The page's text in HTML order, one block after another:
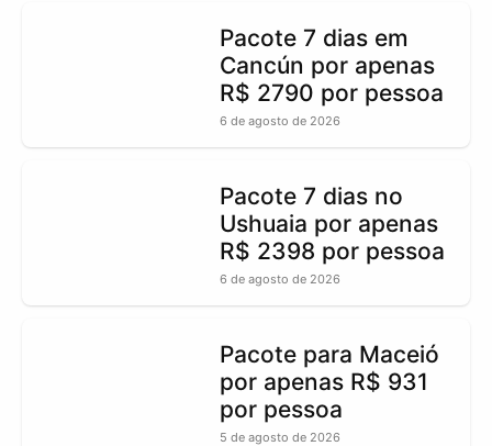
Pacote 7 dias em
Cancún por apenas
R$ 2790 por pessoa
6 de agosto de 2026
Pacote 7 dias no
Ushuaia por apenas
R$ 2398 por pessoa
6 de agosto de 2026
Pacote para Maceió
por apenas R$ 931
por pessoa
5 de agosto de 2026